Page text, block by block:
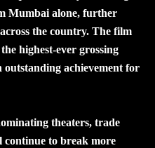
Mumbai alone, further
the country. The film
highest-ever grossing
achievement for
theaters, trade
to break more